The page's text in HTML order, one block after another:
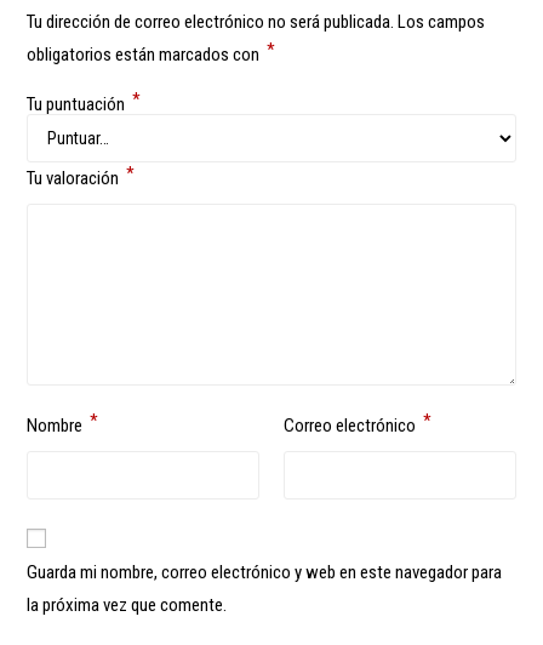
Tu dirección de correo electrónico no será publicada. Los campos
obligatorios están marcados con *
Tu puntuación *
Tu valoración *
Nombre * Correo electrónico *
Guarda mi nombre, correo electrónico y web en este navegador para
la próxima vez que comente.